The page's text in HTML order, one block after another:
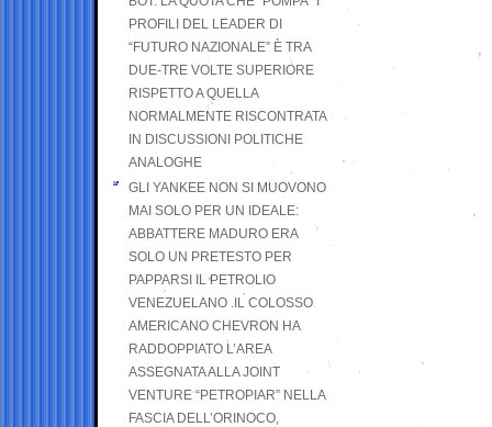
PROFILI DEL LEADER DI
“FUTURO NAZIONALE” È TRA
DUE-TRE VOLTE SUPERIORE
RISPETTO A QUELLA
NORMALMENTE RISCONTRATA
IN DISCUSSIONI POLITICHE
ANALOGHE
GLI YANKEE NON SI MUOVONO
MAI SOLO PER UN IDEALE:
ABBATTERE MADURO ERA
SOLO UN PRETESTO PER
PAPPARSI IL PETROLIO
VENEZUELANO .IL COLOSSO
AMERICANO CHEVRON HA
RADDOPPIATO L’AREA
ASSEGNATA ALLA JOINT
VENTURE “PETROPIAR” NELLA
FASCIA DELL’ORINOCO,